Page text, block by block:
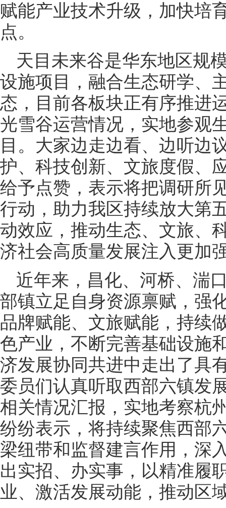
赋能产业技术升级，加快培
点。
天目未来谷是华东地区规
设施项目，融合生态研学、
态，目前各板块正有序推进
光雪谷运营情况，实地参观
目。大家边走边看、边听边
护、科技创新、文旅度假、
给予点赞，表示将把调研所
行动，助力我区持续放大第
动效应，推动生态、文旅、
济社会高质量发展注入更加
近年来，昌化、河桥、湍
部镇立足自身资源禀赋，强
品牌赋能、文旅赋能，持续
色产业，不断完善基础设施
济发展协同共进中走出了具
委员们认真听取西部六镇发
相关情况汇报，实地考察杭
纷纷表示，将持续聚焦西部
梁纽带和监督建言作用，深
出实招、办实事，以精准履
业、激活发展动能，推动区